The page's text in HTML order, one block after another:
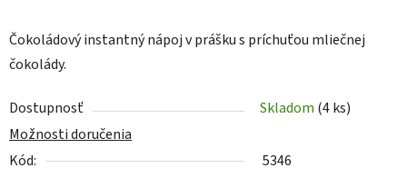
Čokoládový instantný nápoj v prášku s príchuťou mliečnej
čokolády.
Dostupnosť Skladom (4 ks)
Možnosti doručenia
Kód:
5346